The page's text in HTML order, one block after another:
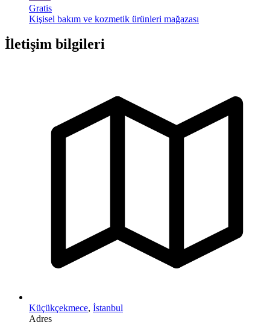
Gratis
Kişisel bakım ve kozmetik ürünleri mağazası
İletişim bilgileri
Küçükçekmece, İstanbul
Adres